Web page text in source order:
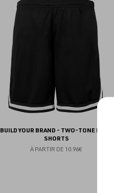
BUILD YOUR BRAND - TWO-TONE MESH
SHORTS
À PARTIR DE 10.96€